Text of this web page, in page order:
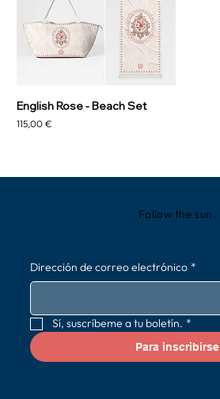
English Rose - Beach Set
Precio
115,00 €
Follow the sun.
Dirección de correo electrónico *
Sí, suscríbeme a tu boletín. *
Para inscribirse